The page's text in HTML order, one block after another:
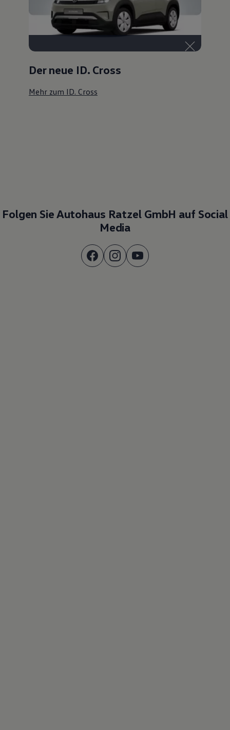
Der neue ID. Cross
Mehr zum ID. Cross
Folgen Sie Autohaus Ratzel GmbH auf Social
Media